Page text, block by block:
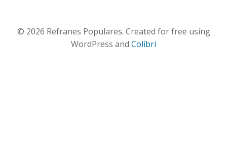
© 2026 Refranes Populares. Created for free using
WordPress and Colibri